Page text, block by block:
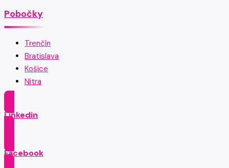
Pobočky
Trenčín
Bratislava
Košice
Nitra
Linkedin
Facebook